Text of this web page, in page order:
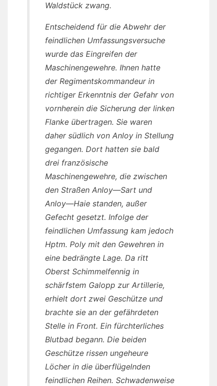
Waldstück zwang.
Entscheidend für die Abwehr der
feindlichen Umfassungsversuche
wurde das Eingreifen der
Maschinengewehre. Ihnen hatte
der Regimentskommandeur in
richtiger Erkenntnis der Gefahr von
vornherein die Sicherung der linken
Flanke übertragen. Sie waren
daher südlich von Anloy in Stellung
gegangen. Dort hatten sie bald
drei französische
Maschinengewehre, die zwischen
den Straßen Anloy—Sart und
Anloy—Haie standen, außer
Gefecht gesetzt. Infolge der
feindlichen Umfassung kam jedoch
Hptm. Poly mit den Gewehren in
eine bedrängte Lage. Da ritt
Oberst Schimmelfennig in
schärfstem Galopp zur Artillerie,
erhielt dort zwei Geschütze und
brachte sie an der gefährdeten
Stelle in Front. Ein fürchterliches
Blutbad begann. Die beiden
Geschütze rissen ungeheure
Löcher in die überflügelnden
feindlichen Reihen. Schwadenweise